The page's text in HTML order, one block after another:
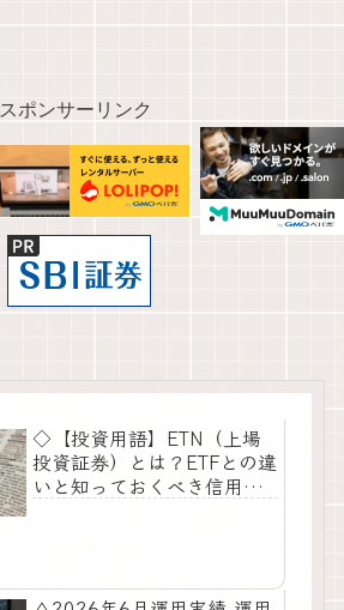
スポンサーリンク
◇【投資用語】ETN（上場
投資証券）とは？ETFとの違
いと知っておくべき信用リ